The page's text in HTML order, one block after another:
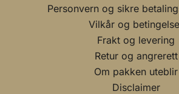
Personvern og sikre
Vilkår og
Frakt og levering
Retur og angrerett
Om pakken uteblir
Disclaimer